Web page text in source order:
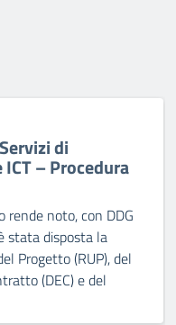
di
– Procedura
rende noto, con DDG
stata disposta la
Progetto (RUP), del
(DEC) e del